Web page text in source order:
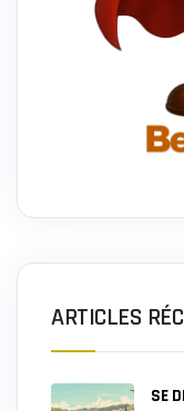
ARTICLES
SE